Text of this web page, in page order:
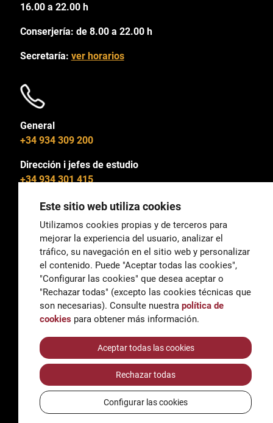
16.00 a 22.00 h
Conserjería: de 8.00 a 22.00 h
Secretaría: ver horarios
General
+34 934 309 200
Dirección i jefes de estudio
+34 934 301 415
General
correu@escoladeltreball.org
Información
informacio@escoladeltreball.org
Trámites de secretaría
AccessibilidadAviso legal y Política de Privacidad
Política de cookies
Créditos
Este sitio web utiliza cookies
Utilizamos cookies propias y de terceros para
mejorar la experiencia del usuario, analizar el
tráfico, su navegación en el sitio web y personalizar
el contenido. Puede "Aceptar todas las cookies",
"Configurar las cookies" que desea aceptar o
"Rechazar todas" (excepto las cookies técnicas que
son necesarias). Consulte nuestra política de
cookies para obtener más información.
Aceptar todas las cookies
Rechazar todas
Configurar las cookies